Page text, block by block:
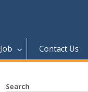
Job Contact Us
Search